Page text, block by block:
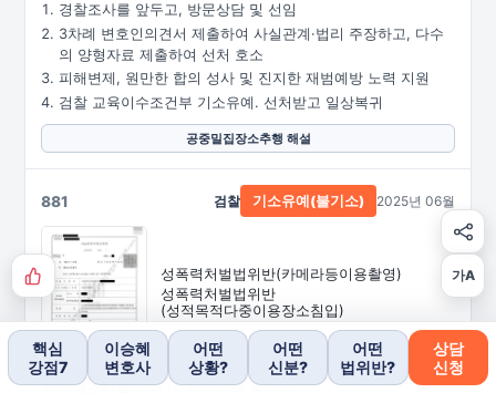
경찰조사를 앞두고, 방문상담 및 선임
3차례 변호인의견서 제출하여 사실관계·법리 주장하고, 다수
의 양형자료 제출하여 선처 호소
피해변제, 원만한 합의 성사 및 진지한 재범예방 노력 지원
검찰 교육이수조건부 기소유예. 선처받고 일상복귀
공중밀집장소추행 해설
881
성폭력처벌법위반(카메라등이용촬영)
성폭력처벌법위반
(성적목적다중이용장소침입)
검찰 기소유예(불기소) 2025년 06월
경찰조사를 앞두고, 방문상담 및 선임
가A
핵심
강점7
이승혜
변호사
어떤
상황?
어떤
신분?
어떤
법위반?
상담
신청